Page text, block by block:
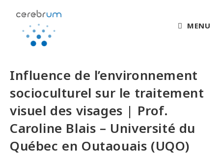
MENU
Influence de l’environnement
socioculturel sur le traitement
visuel des visages | Prof.
Caroline Blais – Université du
Québec en Outaouais (UQO)